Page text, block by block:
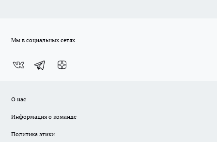
Мы в социальных сетях
О нас
Информация о команде
Политика этики